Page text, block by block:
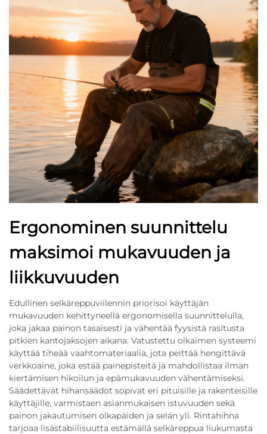
Ergonominen suunnittelu
maksimoi mukavuuden ja
liikkuvuuden
Edullinen selkäreppuviilennin priorisoi käyttäjän
mukavuuden kehittyneellä ergonomisella suunnittelulla,
joka jakaa painon tasaisesti ja vähentää fyysistä rasitusta
pitkien kantojaksojen aikana. Vatustettu olkaimen systeemi
käyttää tiheää vaahtomateriaalia, jota peittää hengittävä
verkkoaine, joka estää painepisteitä ja mahdollistaa ilman
kiertämisen hikoilun ja epämukavuuden vähentämiseksi.
Säädettävät hihansäädöt sopivat eri pituisille ja rakenteisille
käyttäjille, varmistaen asianmukaisen istuvuuden sekä
painon jakautumisen olkapäiden ja selän yli. Rintahihna
tarjoaa lisästabiilisuutta estämällä selkäreppua liukumasta